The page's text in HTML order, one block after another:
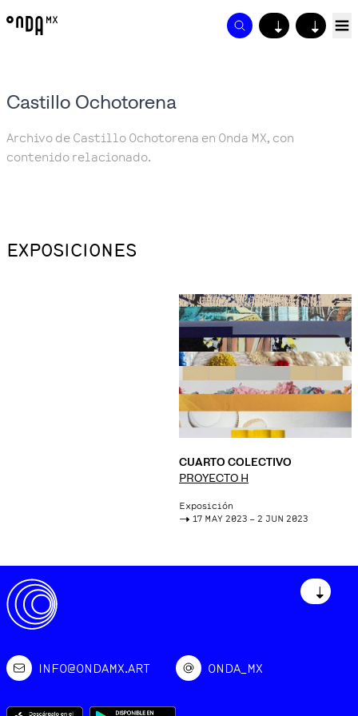
↓ ↓
Castillo Ochotorena
Archivo de Castillo Ochotorena en Onda MX, con
contenido relacionado.
EXPOSICIONES
CUARTO COLECTIVO
PROYECTO H
Exposición
-> 17 MAY 2023 – 2 JUN 2023
↓
INFO@ONDAMX.ART ONDA_MX